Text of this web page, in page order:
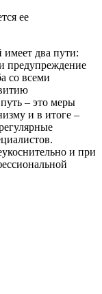
ее
имеет два пути:
предупреждение
со всеми
– это меры
и в итоге –
и при